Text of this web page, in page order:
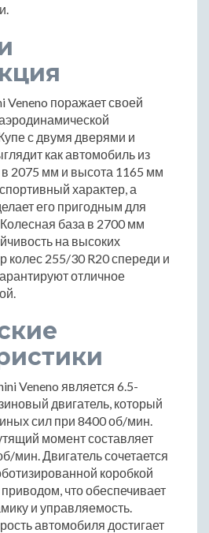
Veneno поражает своей
с двумя дверями и
как автомобиль из
2075 мм и высота 1165 мм
характер, а
его пригодным для
база в 2700 мм
на высоких
колес 255/30 R20 спереди и
отличное
Veneno является 6.5-
двигатель, который
сил при 8400 об/мин.
момент составляет
мин. Двигатель сочетается
коробкой
что обеспечивает
и управляемость.
автомобиля достигает